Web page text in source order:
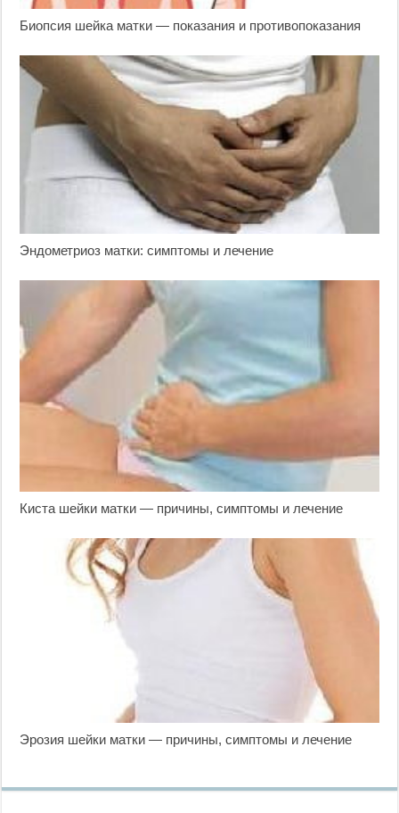
Биопсия шейка матки — показания и противопоказания
Эндометриоз матки: симптомы и лечение
Киста шейки матки — причины, симптомы и лечение
Эрозия шейки матки — причины, симптомы и лечение